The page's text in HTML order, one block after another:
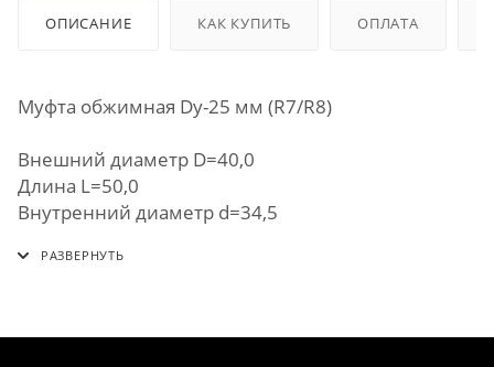
ОПИСАНИЕ КАК КУПИТЬ ОПЛАТА
Муфта обжимная Dу-25 мм (R7/R8)
Внешний диаметр D=40,0
Длина L=50,0
Внутренний диаметр d=34,5